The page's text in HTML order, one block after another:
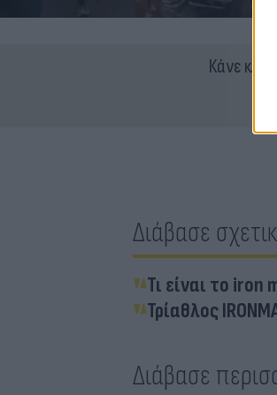
Κάνε
Διάβασε
Τι είναι το
Τρίαθλος
Διάβασε